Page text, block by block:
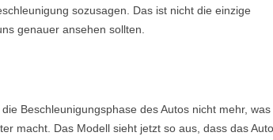
sozusagen. Das ist nicht die einzige
genauer ansehen sollten.
Beschleunigungsphase des Autos nicht mehr, was
macht. Das Modell sieht jetzt so aus, dass das